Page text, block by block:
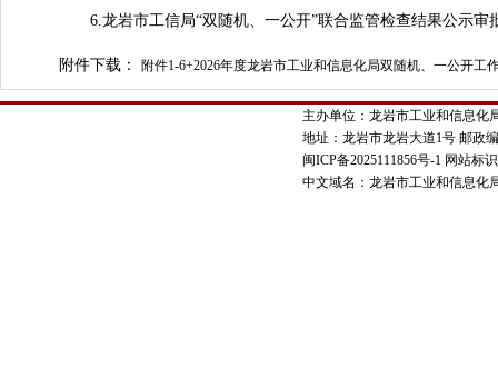
6.龙岩市工信局“双随机、一公开”联合监管检查结果公示审
附件下载： 附件1-6+2026年度龙岩市工业和信息化局双随机、一公开